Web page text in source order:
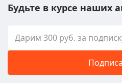
Будьте в курсе наших